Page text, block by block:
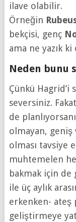
ilave olabilir.
Örneğin
bekçisi, genç
ama ne yazık ki
Neden bunu
Çünkü Hagrid’i
seversiniz.
de
olmayan, geniş
olması tavsiye
muhtemelen
bakmak için
ile üç aylık
erkenken-
geliştirmeye